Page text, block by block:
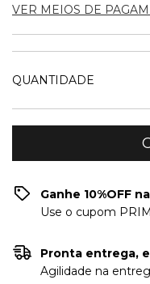
VER MEIOS DE
QUANTIDADE
Ganhe 10%OFF
Use o cupom
Pronta entrega,
Agilidade na